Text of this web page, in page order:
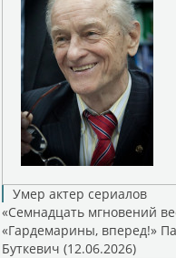
Умер актер сериалов
«Семнадцать мгновений
«Гардемарины, вперед!»
Буткевич (12.06.2026)